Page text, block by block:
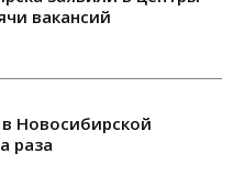
вакансий
Новосибирской
раза